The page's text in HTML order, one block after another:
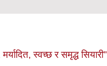
स्वच्छ र समृद्ध सियारी"